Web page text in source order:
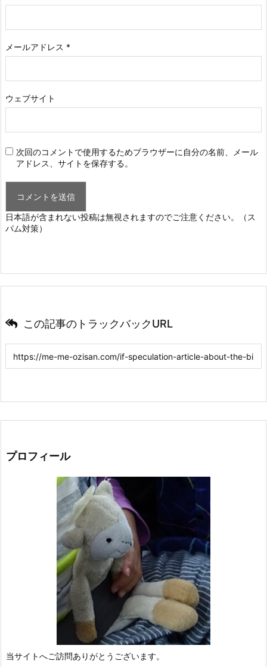
メールアドレス *
ウェブサイト
次回のコメントで使用するためブラウザーに自分の名前、メール
アドレス、サイトを保存する。
日本語が含まれない投稿は無視されますのでご注意ください。（ス
パム対策）
この記事のトラックバックURL
プロフィール
当サイトへご訪問ありがとうございます。